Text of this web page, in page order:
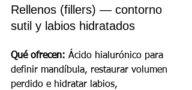
Rellenos (fillers) — contorno
sutil y labios hidratados
Qué ofrecen: Ácido hialurónico para
definir mandíbula, restaurar volumen
perdido e hidratar labios,